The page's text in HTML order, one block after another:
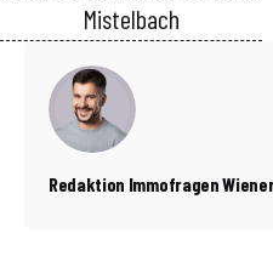
Mistelbach
Redaktion Immofragen